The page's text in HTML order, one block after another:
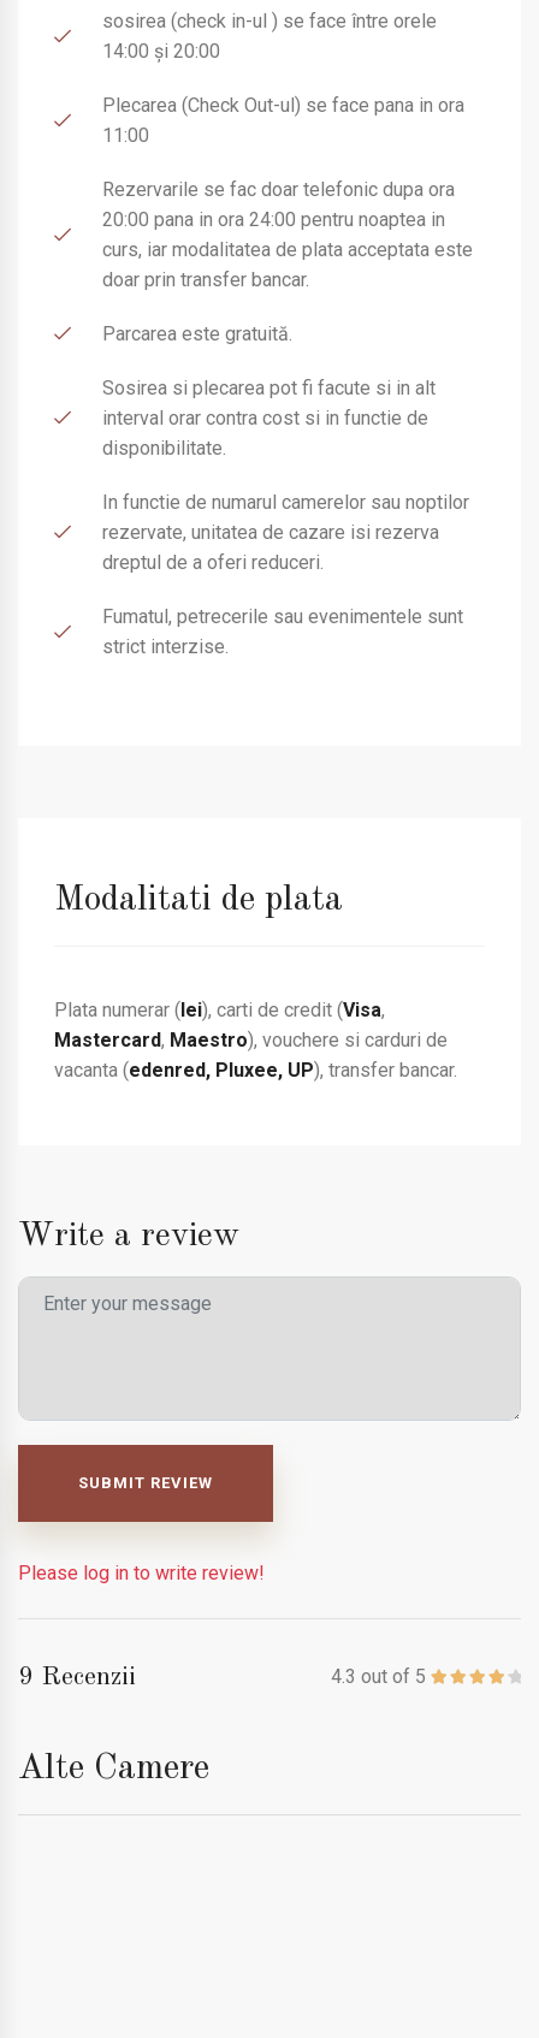
sosirea (check in-ul ) se face între orele
14:00 și 20:00
Plecarea (Check Out-ul) se face pana in ora
11:00
Rezervarile se fac doar telefonic dupa ora
20:00 pana in ora 24:00 pentru noaptea in
curs, iar modalitatea de plata acceptata este
doar prin transfer bancar.
Parcarea este gratuită.
Sosirea si plecarea pot fi facute si in alt
interval orar contra cost si in functie de
disponibilitate.
In functie de numarul camerelor sau noptilor
rezervate, unitatea de cazare isi rezerva
dreptul de a oferi reduceri.
Fumatul, petrecerile sau evenimentele sunt
strict interzise.
Modalitati de plata
Plata numerar (lei), carti de credit (Visa,
Mastercard, Maestro), vouchere si carduri de
vacanta (edenred, Pluxee, UP), transfer bancar.
Write a review
SUBMIT REVIEW
Please log in to write review!
9 Recenzii 4.3 out of 5
Alte Camere